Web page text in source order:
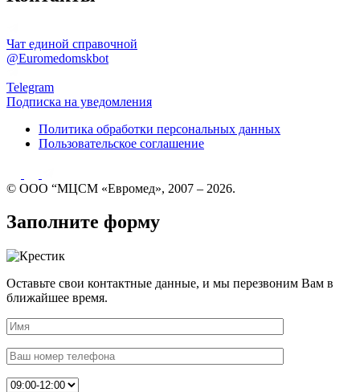
Чат единой справочной
@Euromedomskbot
Telegram
Подписка на уведомления
Политика обработки персональных данных
Пользовательское соглашение
© ООО “МЦСМ «Евромед», 2007 – 2026.
Заполните форму
Оставьте свои контактные данные, и мы перезвоним Вам в
ближайшее время.